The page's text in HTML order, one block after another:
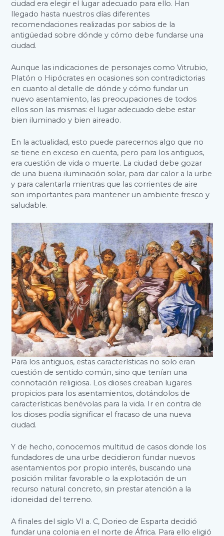
ciudad era elegir el lugar adecuado para ello. Han
llegado hasta nuestros días diferentes
recomendaciones realizadas por sabios de la
antigüedad sobre dónde y cómo debe fundarse una
ciudad.
Aunque las indicaciones de personajes como Vitrubio,
Platón o Hipócrates en ocasiones son contradictorias
en cuanto al detalle de dónde y cómo fundar un
nuevo asentamiento, las preocupaciones de todos
ellos son las mismas: el lugar adecuado debe estar
bien iluminado y bien aireado.
En la actualidad, esto puede parecernos algo que no
se tiene en exceso en cuenta, pero para los antiguos,
era cuestión de vida o muerte. La ciudad debe gozar
de una buena iluminación solar, para dar calor a la urbe
y para calentarla mientras que las corrientes de aire
son importantes para mantener un ambiente fresco y
saludable.
Para los antiguos, estas características no solo eran
cuestión de sentido común, sino que tenían una
connotación religiosa. Los dioses creaban lugares
propicios para los asentamientos, dotándolos de
características benévolas para la vida. Ir en contra de
los dioses podía significar el fracaso de una nueva
ciudad.
Y de hecho, conocemos multitud de casos donde los
fundadores de una urbe decidieron fundar nuevos
asentamientos por propio interés, buscando una
posición militar favorable o la explotación de un
recurso natural concreto, sin prestar atención a la
idoneidad del terreno.
A finales del siglo VI a. C, Dorieo de Esparta decidió
fundar una colonia en el norte de África. Para ello eligió